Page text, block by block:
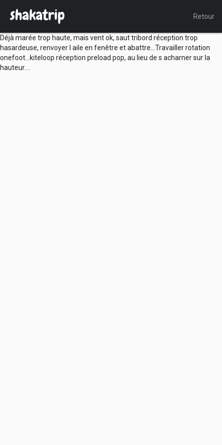
Retour
Déjà marée trop haute, mais vent ok, saut tribord réception trop
hasardeuse, renvoyer l aile en fenêtre et abattre…Travailler rotation
onefoot…kiteloop réception preload pop, au lieu de s acharner sur la
hauteur….